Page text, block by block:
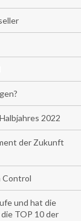
2022
der Zukunft
Control
und hat die
TOP 10 der